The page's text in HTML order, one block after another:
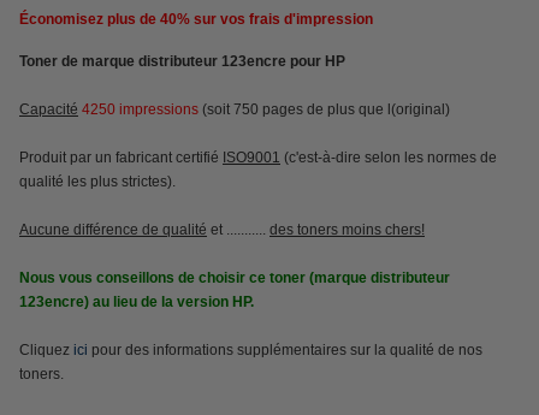
Économisez plus de 40% sur vos frais d'impression
Toner de marque distributeur 123encre pour HP
Capacité 4250 impressions (soit 750 pages de plus que l(original)
Produit par un fabricant certifié ISO9001 (c'est-à-dire selon les normes de
qualité les plus strictes).
Aucune différence de qualité et ........... des toners moins chers!
Nous vous conseillons de choisir ce toner (marque distributeur
123encre) au lieu de la version HP.
Cliquez ici pour des informations supplémentaires sur la qualité de nos
toners.